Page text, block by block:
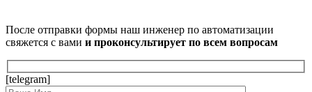
После отправки формы наш инженер по автоматизации
свяжется с вами и проконсультирует по всем вопросам
[telegram]